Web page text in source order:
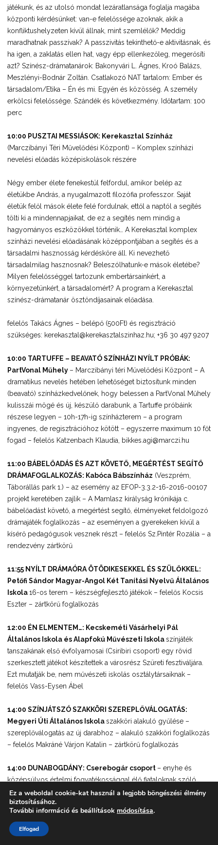
játékunk, és az utolsó mondat lezáratlansága foglalja magába
központi kérdésünket: van-e felelőssége azoknak, akik a
konfliktushelyzeten kívül állnak, mint szemlélők? Meddig
maradhatnak passzívak? A passzivitás tekinthető-e aktivitásnak, és
ha igen, a zaklatás ellen hat, vagy épp ellenkezőleg, megerősíti
azt? Színész-drámatanárok: Bakonyvári L. Ágnes, Kroó Balázs,
Meszlényi-Bodnár Zoltán. Csatlakozó NAT tartalom: Ember és
társadalom/Etika – Én és mi. Egyén és közösség. A személy
erkölcsi felelőssége. Szándék és következmény. Időtartam: 100
perc
10:00 PUSZTAI MESSIÁSOK: Kerekasztal Színház
(Marczibányi Téri Művelődési Központ) – Komplex színházi
nevelési előadás középiskolások részére
Négy ember élete fenekestül felfordul, amikor belép az
életükbe András, a nyugalmazott filozófia professzor. Saját
életük felől mások élete felé fordulnak, ettől a naptól a segítés
tölti ki a mindennapjaikat, de ez a segítés nem mindig a
hagyományos eszközökkel történik… A Kerekasztal komplex
színházi nevelési előadásának középpontjában a segítés és a
társadalmi hasznosság kérdésköre áll. Ki nevezhető
társadalmilag hasznosnak? Beleszólhatunk-e mások életébe?
Milyen felelősséggel tartozunk embertársainkért, a
környezetünkért, a társadalomért? A program a Kerekasztal
színész-drámatanár ösztöndíjasainak előadása.
felelős Takács Ágnes – belépő (500Ft) és regisztráció
szükséges: kerekasztal@kerekasztalszinhaz.hu; +36 30 497 9207
10:00 TARTUFFE – BEAVATÓ SZÍNHÁZI NYÍLT PRÓBÁK:
PartVonal Műhely – Marczibányi téri Művelődési Központ – A
dramatikus nevelés hetében lehetőséget biztosítunk minden
(beavató) színházkedvelőnek, hogy belessen a PartVonal Műhely
kulisszái mögé és új, készülő darabunk, a Tartuffe próbáink
részese legyen – 10h-17h-ig színházterem – a program
ingyenes, de regisztrációhoz kötött – egyszerre maximum 10 főt
fogad – felelős Katzenbach Klaudia, bikkes.agi@marczi.hu
11:00 BÁBELŐADÁS ÉS AZT KÖVETŐ, MEGÉRTÉST SEGÍTŐ
DRÁMAFOGLALKOZÁS: Kabóca Bábszínház (Veszprém,
Táborállás park 1.) – az esemény az EFOP-3.3.2-16-2016-00107
projekt keretében zajlik – A Mamlasz királyság krónikája c.
bábelőadást követő, a megértést segítő, élményeket feldolgozó
drámajáték foglalkozás – az eseményen a gyerekeken kívül a
kísérő pedagógusok vesznek részt – felelős Sz.Pintér Rozália – a
rendezvény zártkörű
11:55 NYÍLT DRÁMAÓRA ÖTÖDIKESEKKEL ÉS SZÜLŐKKEL:
Petőfi Sándor Magyar-Angol Két Tanítási Nyelvű Általános
Iskola16-os terem – készségfejlesztő játékok – felelős Kocsis
Eszter – zártkörű foglalkozás
12:00 ÉN ELMENTEM…: Kecskeméti Vásárhelyi Pál
Általános Iskola és Alapfokú Művészeti Iskolaszínjáték
tanszakának első évfolyamosai (Csiribiri csoport) egy rövid
szerkesztett játékot készítettek a városrész Szüreti fesztiváljára.
Ezt mutatják be, nem művészeti iskolás osztálytársaiknak –
felelős Vass-Eysen Ábel
14:00 SZÍNJÁTSZÓ SZAKKÖRI SZEREPLŐVÁLOGATÁS:
Megyeri Úti Általános Iskolaszakköri alakuló gyűlése –
szereplőválogatás az új darabhoz – alakuló szakköri foglalkozás
– felelős Makráné Várjon Katalin – zártkörű foglalkozás
14:00 DUNABOGDÁNY: Cserebogár csoport – enyhe és
középsúlyos értelmi fogyatékossággal élő fiataloknak szóló
dráma csoport Dunabogdányban minden kedden és
csütörtökön a Nyitott Kör magyar és külföldi önkénteseinek
vezetésével – felelős Császár Réka – nyilvános, ingyenes
regisztrációval, jelentkezes@nyitottkor.hu
Ez a weboldal cookie-kat használ a legjobb böngészési élmény
biztosításához.
További információ és beállítások módosítása.
Elfogad